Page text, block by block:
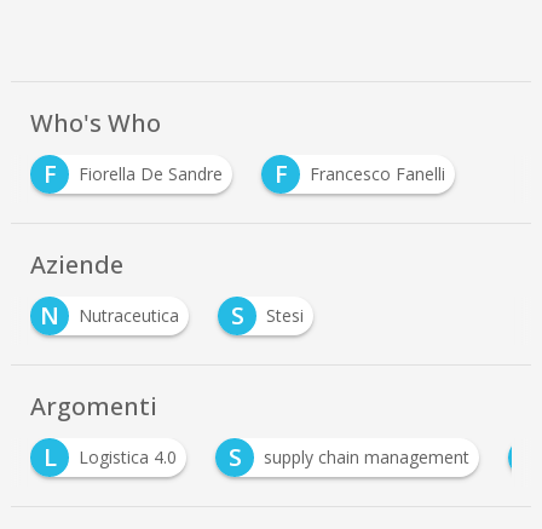
Who's Who
F
Fiorella De Sandre F Francesco Fanelli
Aziende
N
Nutraceutica S Stesi
Argomenti
L
Logistica 4.0 S supply chain management